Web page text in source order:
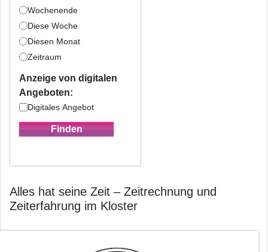
Wochenende
Diese Woche
Diesen Monat
Zeitraum
Anzeige von digitalen
Angeboten:
Digitales Angebot
Alles hat seine Zeit – Zeitrechnung und
Zeiterfahrung im Kloster